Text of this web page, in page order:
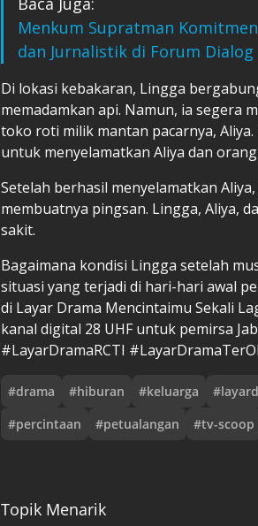
Menkum Supratman
dan Jurnalistik di Forum Dialog
Di lokasi kebakaran, Lingga
memadamkan api. Namun, ia segera
toko roti milik mantan pacarnya,
untuk menyelamatkan Aliya dan
Setelah berhasil menyelamatkan
membuatnya pingsan. Lingga, Aliya,
sakit.
Bagaimana kondisi Lingga setelah
situasi yang terjadi di hari-hari awal
di Layar Drama Mencintaimu Sekali
kanal digital 28 UHF untuk pemirsa
#LayarDramaRCTI
#drama #hiburan #keluarga #
#percintaan #petualangan #tv-scoop
Topik Menarik